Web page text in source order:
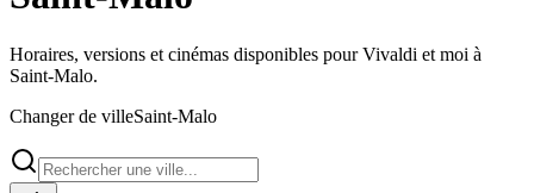
Horaires, versions et cinémas disponibles pour Vivaldi et moi à
Saint-Malo.
Changer de villeSaint-Malo